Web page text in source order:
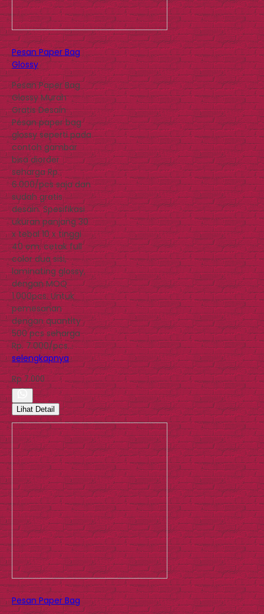
Pesan Paper Bag
Glossy
Pesan Paper Bag
Glossy Murah
Gratis Desain
Pesan paper bag
glossy seperti pada
contoh gambar
bisa diorder
seharga Rp.
6.000/pcs saja dan
sudah gratis
desain. Spesifikasi
ukuran panjang 30
x tebal 10 x tinggi
40 cm, cetak full
color dua sisi,
laminating glossy,
dengan MOQ
1.000pcs. Untuk
pemesanan
dengan quantity
500 pcs seharga
Rp. 7.000/pcs…
selengkapnya
Rp 7.000
Lihat Detail
Pesan Paper Bag